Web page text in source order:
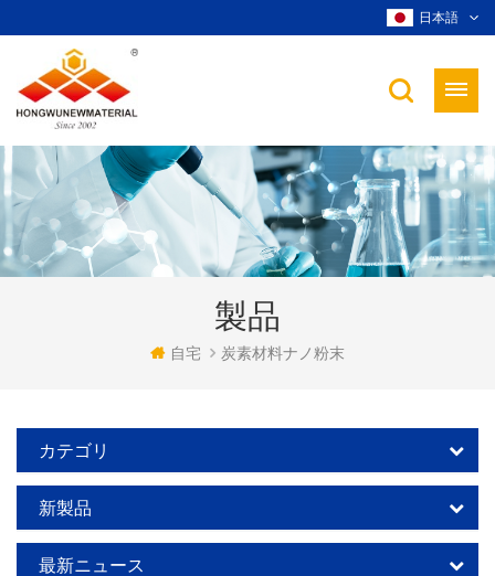
日本語
製品
自宅 炭素材料ナノ粉末
カテゴリ
新製品
最新ニュース